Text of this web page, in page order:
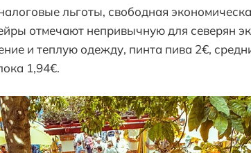
льготы, свободная
отмечают непривычную для северян
и теплую одежду, пинта пива 2€,
1,94€.